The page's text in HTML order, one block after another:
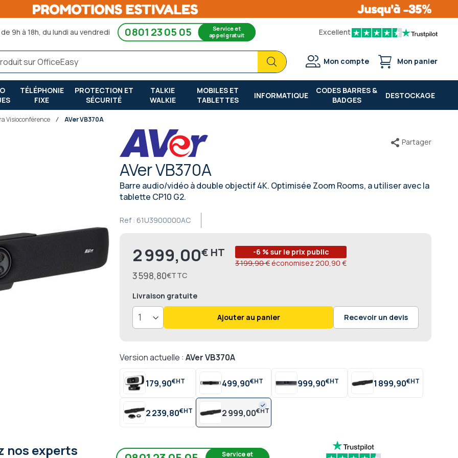
9h à 18h, du lundi au vendredi 0801 23 05 05 Service et
appel gratuit Excellent
Chercher
Chercher
Mon compte Mon panier
TÉLÉPHONIE
FIXE
PROTECTION ET
SÉCURITÉ
TALKIE
WALKIE
MOBILES ET
TABLETTES
INFORMATIQUE
CODES BARRES &
BADGES
DESTOCKAGE
Visioconférence AVer VB370A
AVer VB370A
Barre audio/vidéo à double objectif 4K. Optimisée Zoom Rooms, a utiliser avec la
tablette CP10 G2.
Ref : 61U3900000AC
Partager
Prix
2 999,00€
3 598,80€
-6 % sur le prix public
3 199,90 € économisez200,90 €
Livraison gratuite
Ajouter au panier Recevoir un devis
Version actuelle : AVer VB370A
179,90€ 499,90€ 999,90€ 1 899,90€
2 239,80€ 2 999,00€
nos experts
Service et